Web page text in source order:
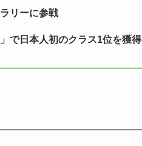
リーに参戦
で日本人初のクラス1位を獲得